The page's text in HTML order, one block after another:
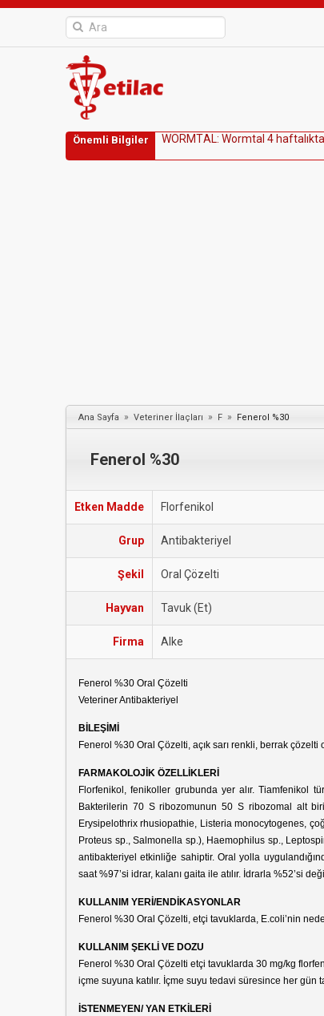
Önemli Bilgiler WORMTAL: Wormta 4 hafta ıkta
Ana Sayfa » Veteriner İlaçları » F » Fenerol %30
Fenerol %30
Etken Madde Florfenikol
Grup Antibakteriyel
Şekil Oral Çözelti
Hayvan Tavuk (Et)
Firma Alke
Fenerol %30 Oral Çözelti
Veteriner Antibakteriyel
BİLEŞİMİ
Fenerol %30 Oral Çözelti, açık sarı renkli, berrak
FARMAKOLOJİK ÖZELLİKLERİ
Florfenikol, fenikoller grubunda yer alır. Tiamfenikol
Bakterilerin 70 S ribozomunun 50 S ribozomal alt
Erysipelothrix rhusiopathie, Listeria monocytogenes,
Proteus sp., Salmonella sp.), Haemophilus sp.,
antibakteriyel etkinliğe sahiptir. Oral yolla
saat %97’si idrar, kalanı gaita ile atılır. İdrarla %52’si
KULLANIM YERİ/ENDİKASYONLAR
Fenerol %30 Oral Çözelti, etçi tavuklarda, E.coli’nin
KULLANIM ŞEKLİ VE DOZU
Fenerol %30 Oral Çözelti etçi tavuklarda 30 mg/kg
içme suyuna katılır. İçme suyu tedavi süresince her gün
İSTENMEYEN/ YAN ETKİLERİ